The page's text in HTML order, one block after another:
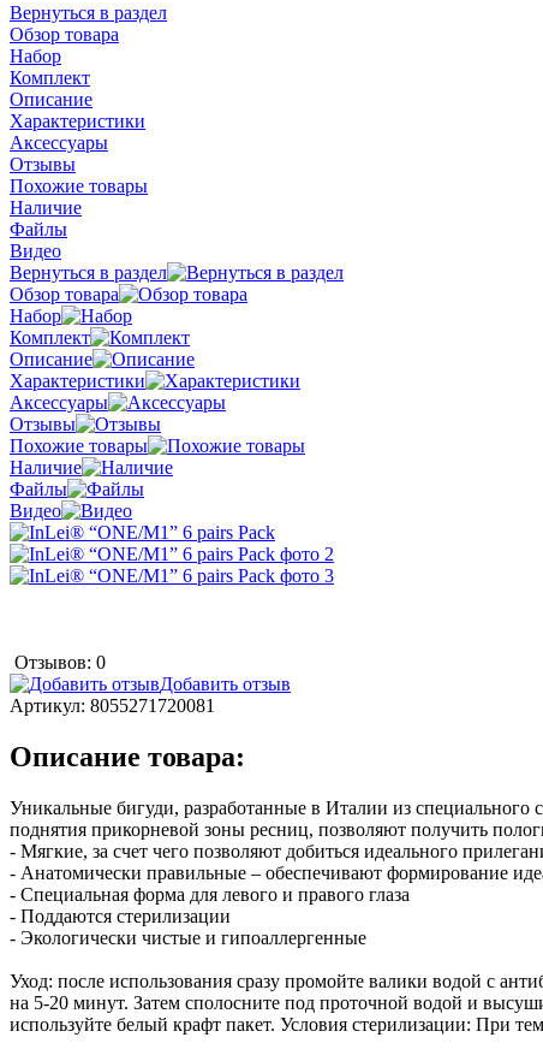
Вернуться в раздел
Обзор товара
Набор
Комплект
Описание
Характеристики
Аксессуары
Отзывы
Похожие товары
Наличие
Файлы
Видео
Вернуться в раздел
Обзор товара
Набор
Комплект
Описание
Характеристики
Аксессуары
Отзывы
Похожие товары
Наличие
Файлы
Видео
Отзывов: 0
Добавить отзыв
Артикул: 8055271720081
Описание товара:
Уникальные бигуди, разработанные в Италии из
поднятия прикорневой зоны ресниц, позволяют получить
- Мягкие, за счет чего позволяют добиться идеального
- Анатомически правильные – обеспечивают формирование
- Специальная форма для левого и правого глаза
- Поддаются стерилизации
- Экологически чистые и гипоаллергенные
Уход: после использования сразу промойте валики водой с
на 5-20 минут. Затем сполосните под проточной водой и
используйте белый крафт пакет. Условия стерилизации: При